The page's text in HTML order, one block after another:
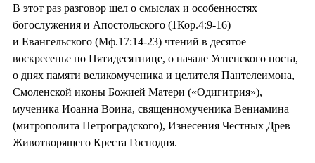
В этот раз разговор шел о смыслах и особенностях
богослужения и Апостольского (1Кор.4:9-16)
и Евангельского (Мф.17:14-23) чтений в десятое
воскресенье по Пятидесятнице, о начале Успенского поста,
о днях памяти великомученика и целителя Пантелеимона,
Смоленской иконы Божией Матери («Одигитрия»),
мученика Иоанна Воина, священномученика Вениамина
(митрополита Петроградского), Изнесения Честных Древ
Животворящего Креста Господня.